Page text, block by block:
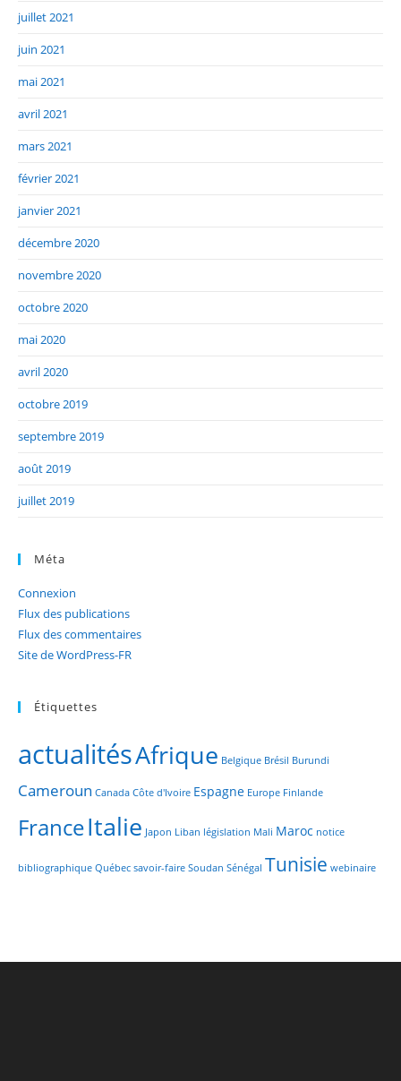
juillet 2021
juin 2021
mai 2021
avril 2021
mars 2021
février 2021
janvier 2021
décembre 2020
novembre 2020
octobre 2020
mai 2020
avril 2020
octobre 2019
septembre 2019
août 2019
juillet 2019
Méta
Connexion
Flux des publications
Flux des commentaires
Site de WordPress-FR
Étiquettes
actualitésAfrique Belgique Brésil Burundi
Cameroun Canada Côte d'Ivoire Espagne Europe Finlande
FranceItalie Japon Liban législation Mali Maroc notice
bibliographique Québec savoir-faire Soudan Sénégal Tunisie webinaire